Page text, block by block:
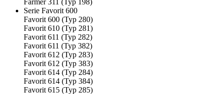
Serie Favorit 600
Favorit 600 (Typ 280)
Favorit 610 (Typ 281)
Favorit 611 (Typ 282)
Favorit 611 (Typ 382)
Favorit 612 (Typ 283)
Favorit 612 (Typ 383)
Favorit 614 (Typ 284)
Favorit 614 (Typ 384)
Favorit 615 (Typ 285)